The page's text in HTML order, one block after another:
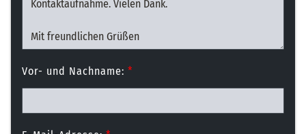
Vor- und Nachname: *